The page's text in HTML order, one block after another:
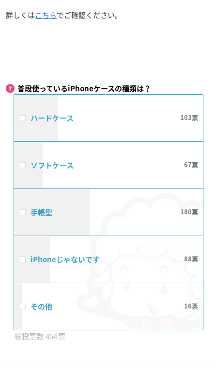
詳しくはこちらでご確認ください。
普段使っているiPhoneケースの種類は？
ハードケース 103
ソフトケース 67
手帳型 180
iPhoneじゃないです 88
その他 16
454